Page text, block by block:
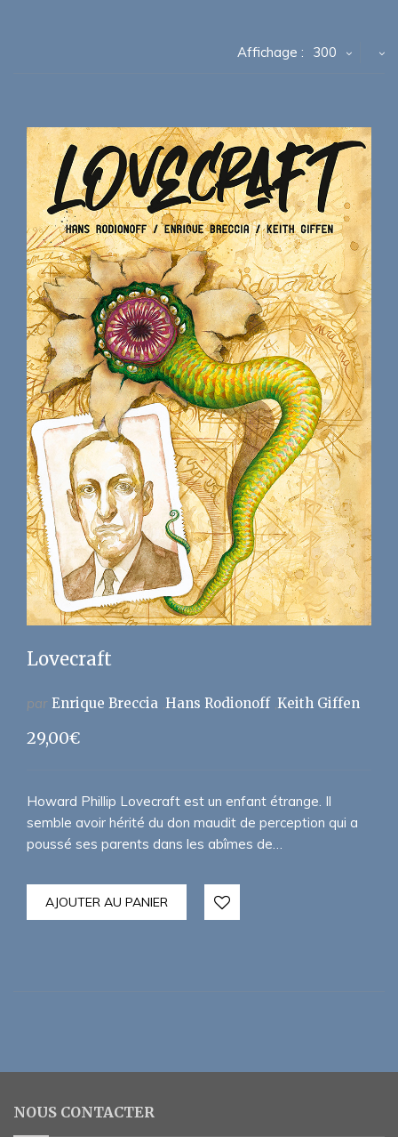
Affichage : 300
Lovecraft
par Enrique Breccia Hans Rodionoff Keith Giffen
29,00€
Howard Phillip Lovecraft est un enfant étrange. Il
semble avoir hérité du don maudit de perception qui a
poussé ses parents dans les abîmes de…
AJOUTER AU PANIER
NOUS CONTACTER